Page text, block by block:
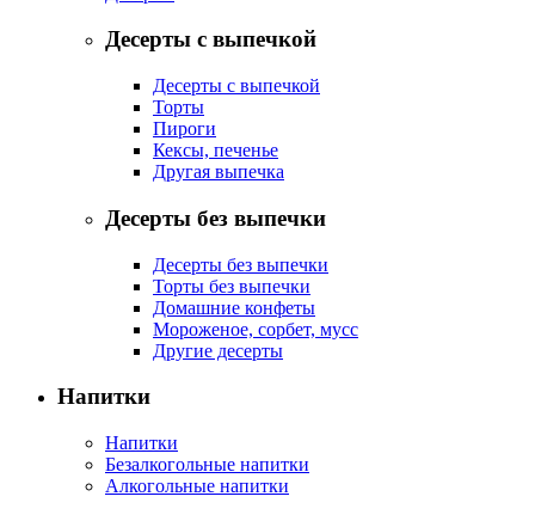
Десерты с выпечкой
Десерты с выпечкой
Торты
Пироги
Кексы, печенье
Другая выпечка
Десерты без выпечки
Десерты без выпечки
Торты без выпечки
Домашние конфеты
Мороженое, сорбет, мусс
Другие десерты
Напитки
Напитки
Безалкогольные напитки
Алкогольные напитки